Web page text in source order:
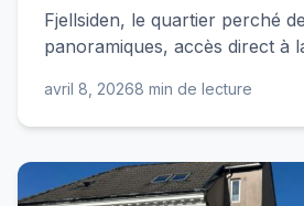
Fjellsiden, le quartier perché
panoramiques, accès direct à
expatriés français.
avril 8, 20268 min de lecture